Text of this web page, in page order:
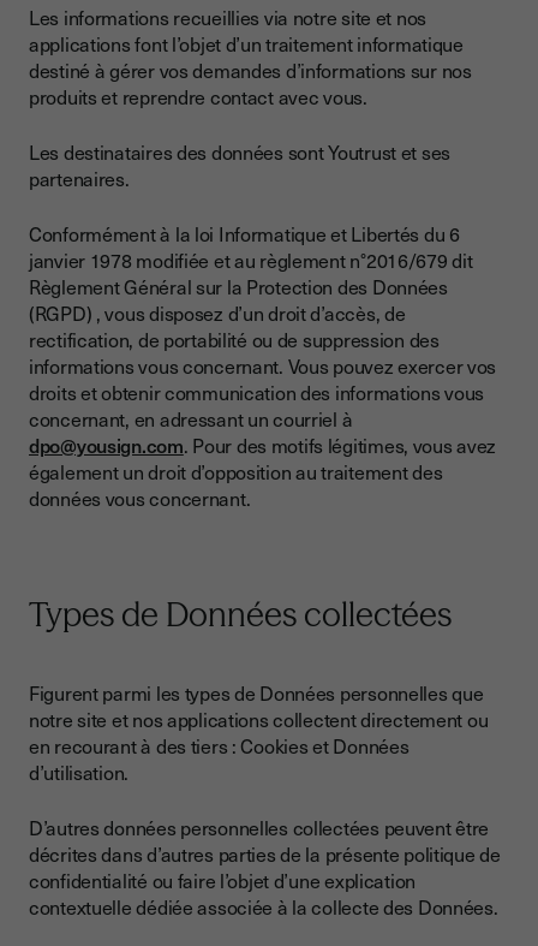
Les informations recueillies via notre site et nos
applications font l’objet d’un traitement informatique
destiné à gérer vos demandes d’informations sur nos
produits et reprendre contact avec vous.
Les destinataires des données sont Youtrust et ses
partenaires.
Conformément à la loi Informatique et Libertés du 6
janvier 1978 modifiée et au règlement n°2016/679 dit
Règlement Général sur la Protection des Données
(RGPD) , vous disposez d’un droit d’accès, de
rectification, de portabilité ou de suppression des
informations vous concernant. Vous pouvez exercer vos
droits et obtenir communication des informations vous
concernant, en adressant un courriel à
dpo@yousign.com. Pour des motifs légitimes, vous avez
également un droit d’opposition au traitement des
données vous concernant.
Types de Données collectées
Figurent parmi les types de Données personnelles que
notre site et nos applications collectent directement ou
en recourant à des tiers : Cookies et Données
d’utilisation.
D’autres données personnelles collectées peuvent être
décrites dans d’autres parties de la présente politique de
confidentialité ou faire l’objet d’une explication
contextuelle dédiée associée à la collecte des Données.